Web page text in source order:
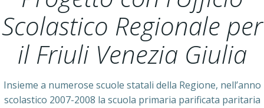
Scolastico Regionale per
il Friuli Venezia Giulia
Insieme a numerose scuole statali della Regione, nell’anno
scolastico 2007-2008 la scuola primaria parificata paritaria